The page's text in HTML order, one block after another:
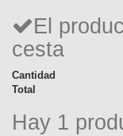
El
cesta
Cantidad
Total
Hay 1